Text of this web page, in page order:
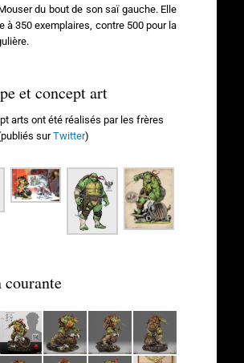
du bout de son saï gauche. Elle
à 350 exemplaires, contre 500 pour la
et concept art
arts ont été réalisés par les frères
surTwitter)
courante